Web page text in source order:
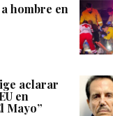
hombre en
aclarar
en
Mayo”